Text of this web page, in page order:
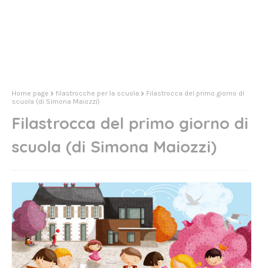
Home page filastrocche per la scuola
Filastrocca del primo giorno di
scuola (di Simona Maiozzi)
Filastrocca del primo giorno di
scuola (di Simona Maiozzi)